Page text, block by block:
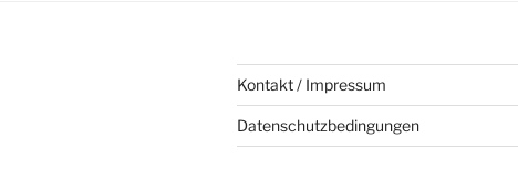
Kontakt / Impressum
Datenschutzbedingungen